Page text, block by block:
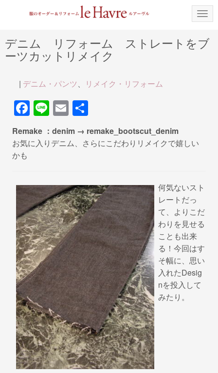
N
a
g
a
デニム リフォーム ストレートをブ
ーツカットリメイク
| デニム・パンツ、 リメイク・リフォーム
F
a
c
e
o
o
k
Li
n
e
E
m
ail
有
Remake ：denim → remake_bootscut_denim
お気に入りデニム、さらにこだわりリメイクで嬉しい
かも
何気ないスト
レートだっ
て、よりこだ
わりを見せる
ことも出来
る！今回はす
そ幅に、思い
入れたDesig
nを投入して
みたり。